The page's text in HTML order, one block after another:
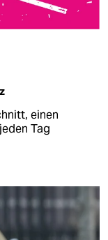
einen
Tag